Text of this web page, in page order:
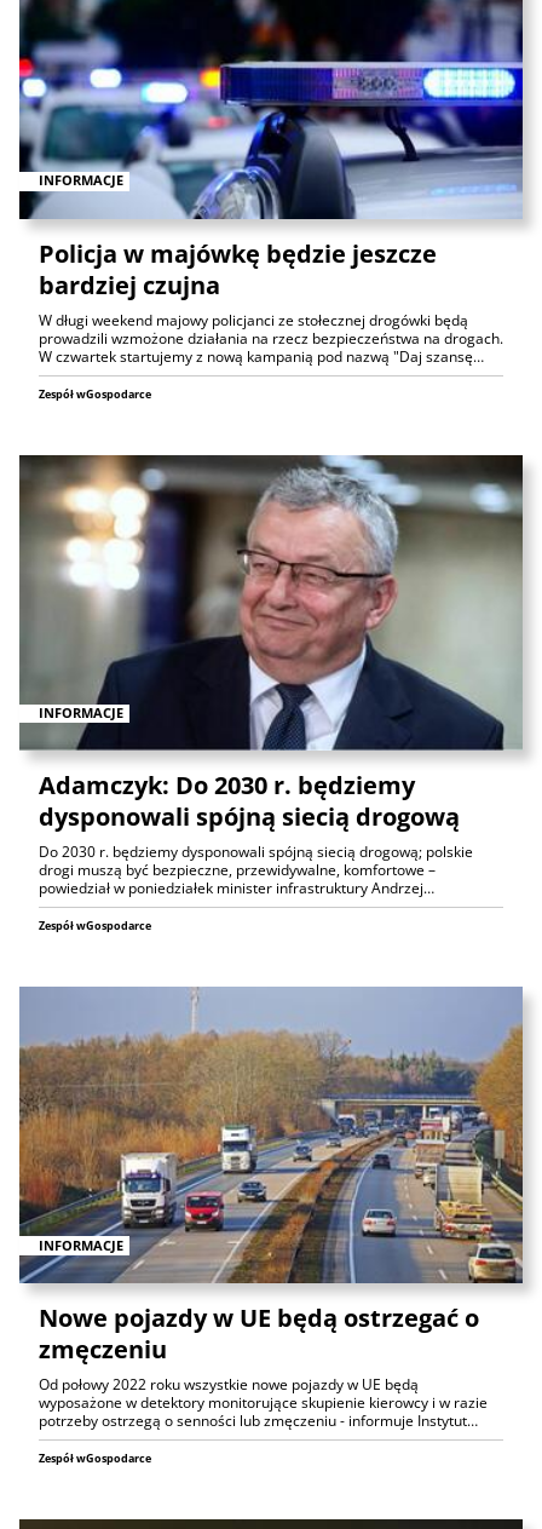
INFORMACJE
Policja w majówkę będzie jeszcze
bardziej czujna
W długi weekend majowy policjanci ze stołecznej drogówki będą
prowadzili wzmożone działania na rzecz bezpieczeństwa na drogach.
W czwartek startujemy z nową kampanią pod nazwą "Daj szansę…
Zespół wGospodarce
INFORMACJE
Adamczyk: Do 2030 r. będziemy
dysponowali spójną siecią drogową
Do 2030 r. będziemy dysponowali spójną siecią drogową; polskie
drogi muszą być bezpieczne, przewidywalne, komfortowe –
powiedział w poniedziałek minister infrastruktury Andrzej…
Zespół wGospodarce
INFORMACJE
Nowe pojazdy w UE będą ostrzegać o
zmęczeniu
Od połowy 2022 roku wszystkie nowe pojazdy w UE będą
wyposażone w detektory monitorujące skupienie kierowcy i w razie
potrzeby ostrzegą o senności lub zmęczeniu - informuje Instytut…
Zespół wGospodarce